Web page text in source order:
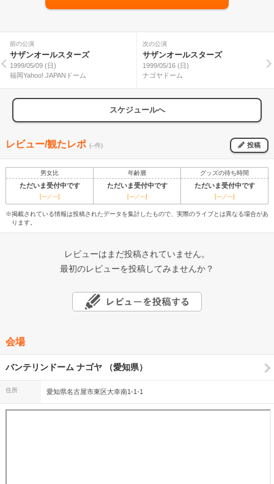
前の公演
サザンオールスターズ
1999/05/09 (日)
福岡Yahoo! JAPANドーム
次の公演
サザンオールスターズ
1999/05/16 (日)
ナゴヤドーム
スケジュールへ
レビュー/観たレポ (--件) 投稿
男女比 年齢層 グッズの待ち時間
ただいま受付中です ただいま受付中です ただいま受付中です
[---／---] [---／---] [---／---]
※掲載されている情報は投稿されたデータを集計したもので、実際のライブとは異なる場合があ
ります。
レビューはまだ投稿されていません。
最初のレビューを投稿してみませんか？
会場
バンテリンドーム ナゴヤ （愛知県）
住所 愛知県名古屋市東区大幸南1-1-1